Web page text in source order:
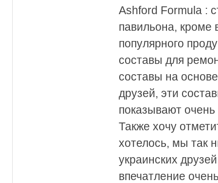
Ashford Formula :
павильона, кроме
популярного
составы для
составы на
друзей, эти
показывают
Также хочу
хотелось, мы так
украинских
впечатление